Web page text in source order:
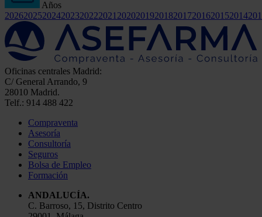
Años
202620252024202320222021 2020201920182017201620152014
Oficinas centrales Madrid:
C/ General Arrando, 9
28010 Madrid.
Telf.: 914 488 422
Compraventa
Asesoría
Consultoría
Seguros
Bolsa de Empleo
Formación
ANDALUCÍA.
C. Barroso, 15, Distrito Centro